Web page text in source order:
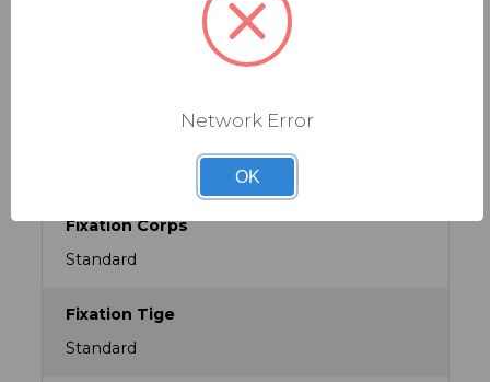
Entraxe / Course
Fixation Corps
Standard
Fixation Tige
Standard
Network Error
OK